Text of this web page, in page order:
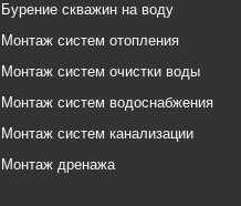
Бурение скважин на воду
Монтаж систем отопления
Монтаж систем очистки воды
Монтаж систем водоснабжения
Монтаж систем канализации
Монтаж дренажа